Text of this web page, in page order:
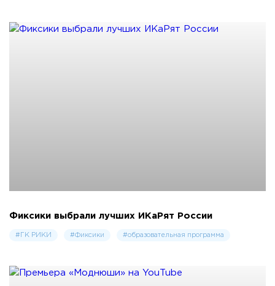
Фиксики выбрали лучших ИКаРят России
#ГК РИКИ #Фиксики #образовательная программа